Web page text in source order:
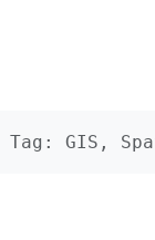
Tag: GIS,